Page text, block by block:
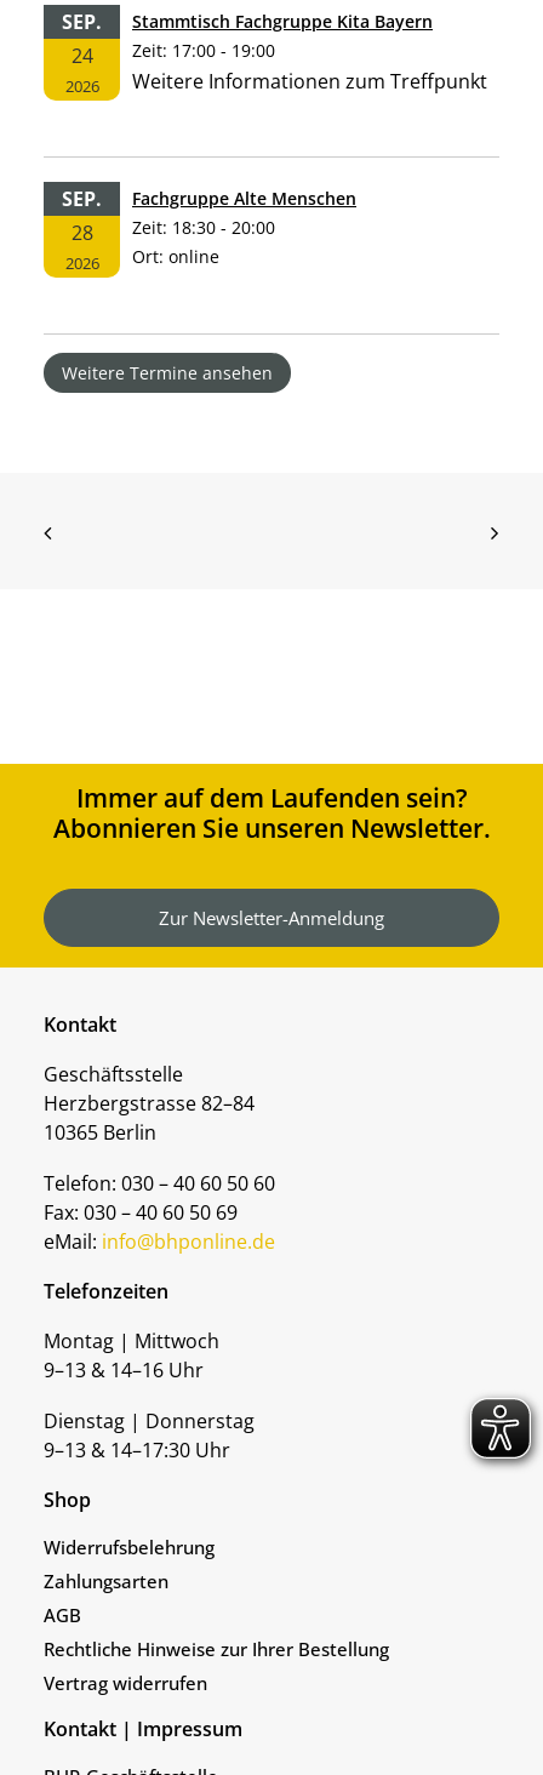
SEP.
24
2026
Stammtisch Fachgruppe Kita Bayern
Zeit: 17:00 - 19:00
Weitere Informationen zum Treffpunkt
SEP.
28
2026
Fachgruppe Alte Menschen
Zeit: 18:30 - 20:00
Ort: online
Weitere Termine ansehen
Immer auf dem Laufenden sein?
Abonnieren Sie unseren Newsletter.
Zur Newsletter-Anmeldung
Kontakt
Geschäftsstelle
Herzbergstrasse 82–84
10365 Berlin
Telefon: 030 – 40 60 50 60
Fax: 030 – 40 60 50 69
eMail: info@bhponline.de
Telefonzeiten
Montag | Mittwoch
9–13 & 14–16 Uhr
Dienstag | Donnerstag
9–13 & 14–17:30 Uhr
Shop
Widerrufsbelehrung
Zahlungsarten
AGB
Rechtliche Hinweise zur Ihrer Bestellung
Vertrag widerrufen
Kontakt | Impressum